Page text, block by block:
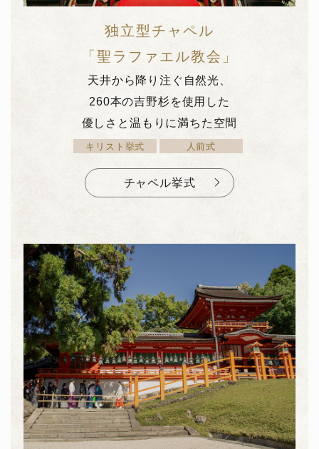
独立型チャペル
「聖ラファエル教会」
天井から降り注ぐ自然光、
260本の吉野杉を使用した
優しさと温もりに満ちた空間
キリスト挙式 人前式
チャペル挙式